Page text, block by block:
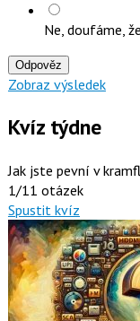
Ne, doufáme,
Odpověz
Zobraz výsledek
Kvíz týdne
Jak jste pevní v
1/11 otázek
Spustit kvíz